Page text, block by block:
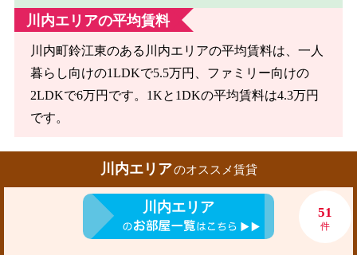
川内エリアの平均賃料
川内町鈴江東のある川内エリアの平均賃料は、一人
暮らし向けの1LDKで5.5万円、ファミリー向けの
2LDKで6万円です。1Kと1DKの平均賃料は4.3万円
です。
川内エリアのオススメ賃貸
川内エリア 51
件